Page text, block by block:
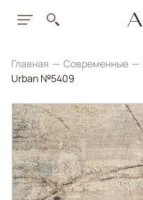
Главная Современные
Urban №5409